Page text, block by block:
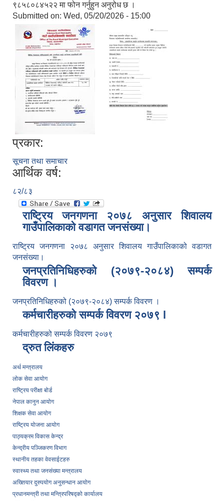
९८५८०८४५२२ मा फोन गर्नुहुन अनुरोध छ ।
Submitted on: Wed, 05/20/2026 - 15:00
प्रकार:
सूचना तथा समाचार
आर्थिक वर्ष:
८२/८३
राष्ट्रिय जनगणना २०७८ अनुसार शिवालय
गाउँपालिकाको वडागत जनसंख्या।
राष्ट्रिय जनगणना २०७८ अनुसार शिवालय गाउँपालिकाको वडागत
जनसंख्या।
जनप्रतिनिधिहरुको (२०७९-२०८४) सम्पर्क
विवरण ।
जनप्रतिनिधिहरुको (२०७९-२०८४) सम्पर्क विवरण ।
कर्मचारीहरुको सम्पर्क विवरण २०७९ l
कर्मचारीहरुको सम्पर्क विवरण २०७९
द्रुत लिंकहरु
अर्थ मन्त्रालय
लोक सेवा आयोग
राष्ट्रिय परीक्षा बोर्ड
नेपाल कानुन आयोग
शिक्षक सेवा आयोग
राष्ट्रिय योजना आयोग
पाठ्यक्रम विकास केन्द्र
केन्द्रीय पञ्जिकरण विभाग
स्थानीय तहका वेवसाईटहरु
स्वास्थ्य तथा जनसंख्या मन्त्रालय
अख्तियार दुरुपयोग अनुसन्धान आयोग
प्रधानमन्त्री तथा मन्त्रिपरिषद्को कार्यालय